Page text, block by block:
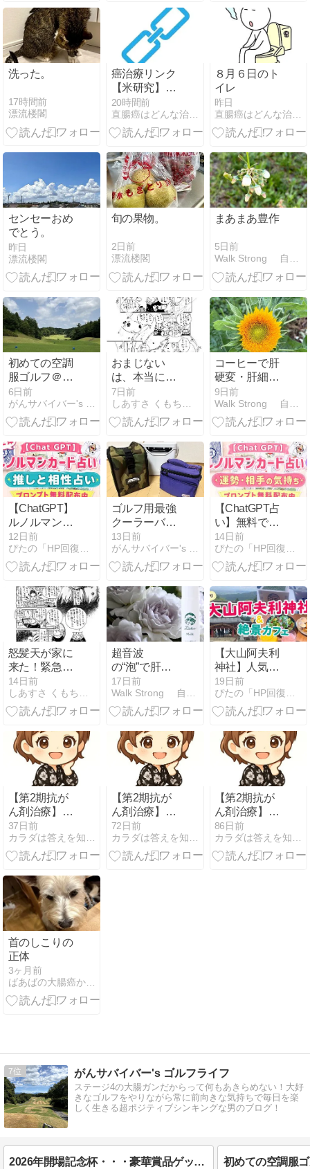
洗った。
17時間前
漂流楼閣
癌治療リンク
【米研究】ス
テージ4生存
率3％「膵臓
がん」患者
2倍”へ。最新
治療薬に米専
門家注目
20時間前
直腸癌はどんな治療をするんだろう - 楽天ブログ
８月６日のト
イレ
昨日
直腸癌はどんな治療をするんだろう - 楽天ブログ
センセーおめ
でとう。
昨日
漂流楼閣
旬の果物。
2日前
漂流楼閣
まあまあ豊作
5日前
Walk Strong 自分のために大切な人のために歩き…
初めての空調
服ゴルフ＠ウ
イングトワゴ
ルフ俱楽部
6日前
おまじない
は、本当に効
果があるんで
すぅ！ (341)
7日前
コーヒーで肝
硬変・肝細胞
がんリスク低
下
9日前
【ChatGPT】
ルノルマンカ
ードで相性占
い！推し・恋
愛・友達も無
12日前
ぴたの「HP回復術」がん経験者が教える！実践ノート
ゴルフ用最強
クーラーバッ
グ！ AOクー
ラーズ ランチ
クーラー
13日前
がんサバイバー's ゴルフライフ
【ChatGPT占
い】無料で占
える🔮運勢・
恋愛・願いは
叶う？
14日前
ぴたの「HP回復術」がん経験者が教える！実践ノート
怒髪天が家に
来た！緊急！
2027年問題の
陰謀 (340)
14日前
しあすさ くもちゃん日記
超音波
の“泡”で肝臓
がん破砕の臨
床研究
17日前
Walk Strong 自分のために大切な人のために歩き…
【大山阿夫利
神社】人気の
絶景カフェだ
けじゃなかっ
た！｜超おす
喫旅！
19日前
ぴたの「HP回復術」がん経験者が教える！実践ノート
【第2期抗が
ん剤治療】9
クール4週目
点滴
37日前
カラダは答えを知っている〜病気は神様からのギフト
【第2期抗が
ん剤治療】8
クール3週目
の点滴
72日前
カラダは答えを知っている〜病気は神様からのギフト
【第2期抗が
ん剤治療】8
クール1週目
の点滴＆服薬
86日前
カラダは答えを知っている〜病気は神様からのギフト
首のしこりの
正体
3ヶ月前
ばあばの大腸癌から腹膜播種が消えるまでの闘病記
7 がんサバイバー's ゴルフライフ
ステージ4の大腸ガンだからって何もあきらめない！大好
きなゴルフをやりながら常に前向きな気持ちで毎日を楽
しく生きる超ポジティブシンキングな男のブログ！
2026年開場記念杯・・・豪華賞品ゲットなるか！